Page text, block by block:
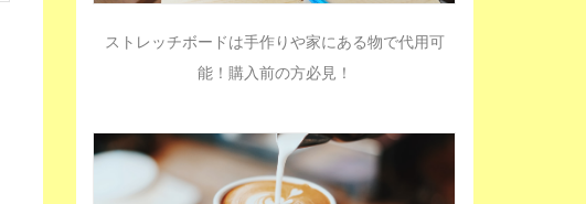
ストレッチボードは手作りや家にある物で代用可
能！購入前の方必見！